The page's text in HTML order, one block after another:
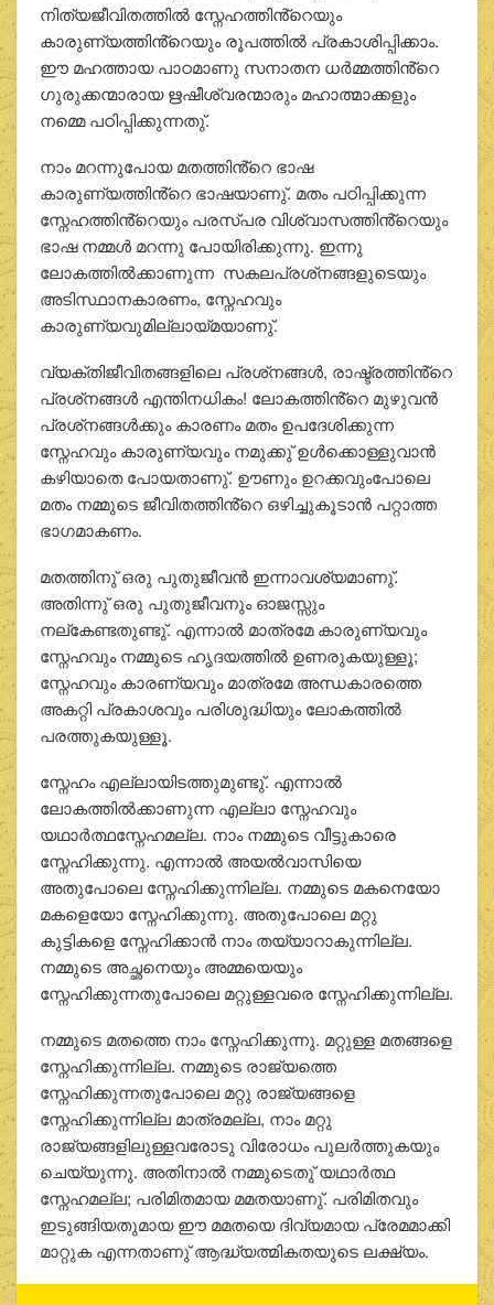
നിത്യജീവിതത്തില്‍ സ്നേഹത്തിൻ്റെയും
കാരുണ്യത്തിൻ്റെയും രൂപത്തില്‍ പ്രകാശിപ്പിക്കാം.
ഈ മഹത്തായ പാഠമാണു സനാതന ധര്‍മ്മത്തിൻ്റെ
ഗുരുക്കന്മാരായ ഋഷീശ്വരന്മാരും മഹാത്മാക്കളും
നമ്മെ പഠിപ്പിക്കുന്നതു്.
നാം മറന്നുപോയ മതത്തിൻ്റെ ഭാഷ
കാരുണ്യത്തിൻ്റെ ഭാഷയാണു്. മതം പഠിപ്പിക്കുന്ന
സ്നേഹത്തിൻ്റെയും പരസ്പര വിശ്വാസത്തിൻ്റെയും
ഭാഷ നമ്മള്‍ മറന്നു പോയിരിക്കുന്നു. ഇന്നു
ലോകത്തില്‍ക്കാണുന്ന സകലപ്രശ്‌നങ്ങളുടെയും
അടിസ്ഥാനകാരണം, സ്നേഹവും
കാരുണ്യവുമില്ലായ്മയാണു്.
വ്യക്തിജീവിതങ്ങളിലെ പ്രശ്‌നങ്ങള്‍, രാഷ്ട്രത്തിൻ്റെ
പ്രശ്‌നങ്ങള്‍ എന്തിനധികം! ലോകത്തിൻ്റെ മുഴുവന്‍
പ്രശ്‌നങ്ങള്‍ക്കും കാരണം മതം ഉപദേശിക്കുന്ന
സ്നേഹവും കാരുണ്യവും നമുക്കു് ഉള്‍ക്കൊള്ളുവാന്‍
കഴിയാതെ പോയതാണു്. ഊണും ഉറക്കവുംപോലെ
മതം നമ്മുടെ ജീവിതത്തിൻ്റെ ഒഴിച്ചുകൂടാന്‍ പറ്റാത്ത
ഭാഗമാകണം.
മതത്തിനു് ഒരു പുതുജീവന്‍ ഇന്നാവശ്യമാണു്.
അതിന്നു് ഒരു പുതുജീവനും ഓജസ്സും
നല്‌കേണ്ടതുണ്ടു്. എന്നാല്‍ മാത്രമേ കാരുണ്യവും
സ്നേഹവും നമ്മുടെ ഹൃദയത്തില്‍ ഉണരുകയുള്ളൂ;
സ്നേഹവും കാരണ്യവും മാത്രമേ അന്ധകാരത്തെ
അകറ്റി പ്രകാശവും പരിശുദ്ധിയും ലോകത്തില്‍
പരത്തുകയുള്ളൂ.
സ്നേഹം എല്ലായിടത്തുമുണ്ടു്. എന്നാല്‍
ലോകത്തില്‍ക്കാണുന്ന എല്ലാ സ്നേഹവും
യഥാര്‍ത്ഥസ്നേഹമല്ല. നാം നമ്മുടെ വീട്ടുകാരെ
സ്നേഹിക്കുന്നു. എന്നാല്‍ അയല്‍വാസിയെ
അതുപോലെ സ്നേഹിക്കുന്നില്ല. നമ്മുടെ മകനെയോ
മകളെയോ സ്നേഹിക്കുന്നു. അതുപോലെ മറ്റു
കുട്ടികളെ സ്നേഹിക്കാന്‍ നാം തയ്യാറാകുന്നില്ല.
നമ്മുടെ അച്ഛനെയും അമ്മയെയും
സ്നേഹിക്കുന്നതുപോലെ മറ്റുള്ളവരെ സ്നേഹിക്കുന്നില്ല.
നമ്മുടെ മതത്തെ നാം സ്നേഹിക്കുന്നു. മറ്റുള്ള മതങ്ങളെ
സ്നേഹിക്കുന്നില്ല. നമ്മുടെ രാജ്യത്തെ
സ്നേഹിക്കുന്നതുപോലെ മറ്റു രാജ്യങ്ങളെ
സ്നേഹിക്കുന്നില്ല മാത്രമല്ല, നാം മറ്റു
രാജ്യങ്ങളിലുള്ളവരോടു വിരോധം പുലര്‍ത്തുകയും
ചെയ്യുന്നു. അതിനാല്‍ നമ്മുടെതു് യഥാര്‍ത്ഥ
സ്നേഹമല്ല; പരിമിതമായ മമതയാണു്. പരിമിതവും
ഇടുങ്ങിയതുമായ ഈ മമതയെ ദിവ്യമായ പ്രേമമാക്കി
മാറ്റുക എന്നതാണു് ആദ്ധ്യത്മികതയുടെ ലക്ഷ്യം.